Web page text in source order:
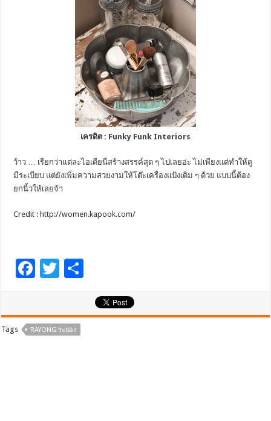
เครดิต : Funky Funk Interiors
ว้าว … เรียกว่าแต่ละไอเดียนี่สร้างสรรค์สุด ๆ ไปเลยอ่ะ ไม่เพียงแต่ทำให้ดู
มีระเบียบ แต่ยังเพิ่มความสวยงามให้โต๊ะเครื่องแป้งเดิม ๆ ด้วย แบบนี้ต้อง
ยกนิ้วให้เลยจ้า
Credit : http://women.kapook.com/
F
b
T
er
ar
Tags RAYONG ระยอง